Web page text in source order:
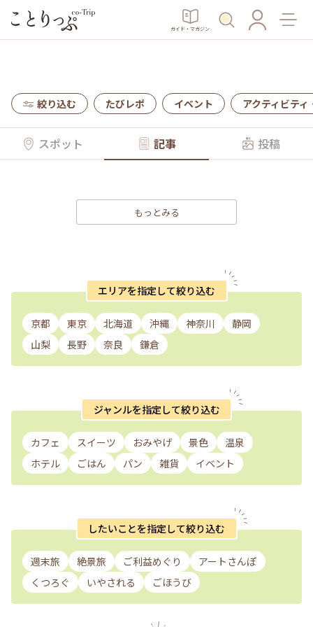
ガイド・マガジン
絞り込む たびレポ イベント アクティビティ
スポット 記事 投稿
もっとみる
エリアを指定して絞り込む
京都 東京 北海道 沖縄 神奈川
静岡
山梨
長野 奈良 鎌倉
ジャンルを指定して絞り込む
カフェ スイーツ おみやげ 景色
温泉
ホテル
ごはん パン 雑貨 イベント
したいことを指定して絞り込む
週末旅 絶景旅 ご利益めぐり
アートさんぽ
くつろぐ
いやされる ごほうび